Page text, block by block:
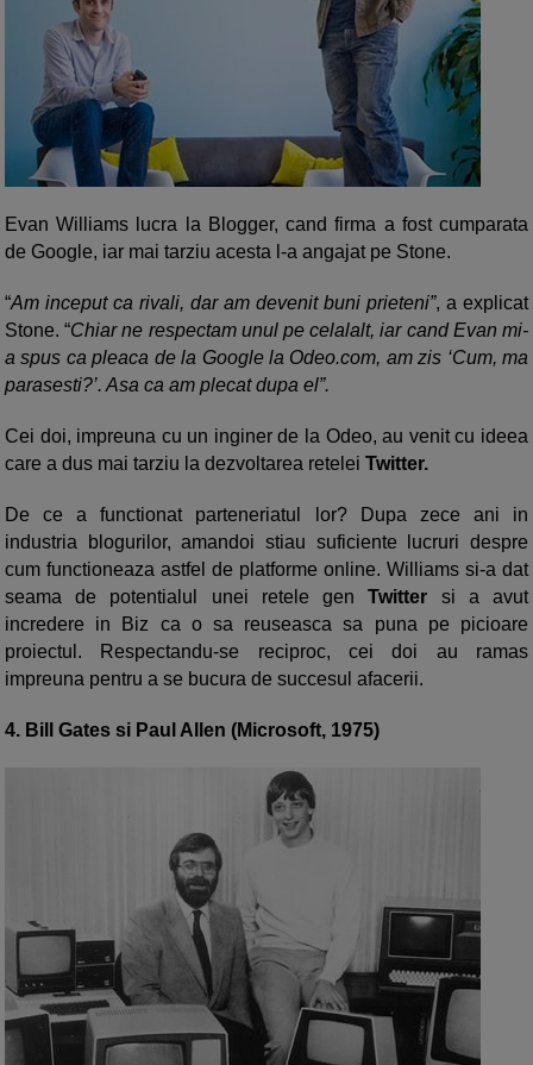
Evan Williams lucra la Blogger, cand firma a fost cumparata
de Google, iar mai tarziu acesta l-a angajat pe Stone.
“Am inceput ca rivali, dar am devenit buni prieteni”, a explicat
Stone. “Chiar ne respectam unul pe celalalt, iar cand Evan mi-
a spus ca pleaca de la Google la Odeo.com, am zis ‘Cum, ma
parasesti?’. Asa ca am plecat dupa el”.
Cei doi, impreuna cu un inginer de la Odeo, au venit cu ideea
care a dus mai tarziu la dezvoltarea retelei Twitter.
De ce a functionat parteneriatul lor? Dupa zece ani in
industria blogurilor, amandoi stiau suficiente lucruri despre
cum functioneaza astfel de platforme online. Williams si-a dat
seama de potentialul unei retele genTwitter si a avut
incredere in Biz ca o sa reuseasca sa puna pe picioare
proiectul. Respectandu-se reciproc, cei doi au ramas
impreuna pentru a se bucura de succesul afacerii.
4. Bill Gates si Paul Allen (Microsoft, 1975)